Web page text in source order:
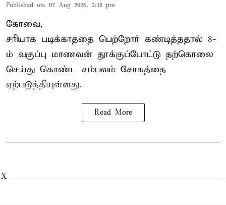
Published on: 07 Aug 2026, 2:38 pm
கோவை,
சரியாக படிக்காததை பெற்றோர் கண்டித்ததால் 8-
ம் வகுப்பு மாணவன் தூக்குப்போட்டு தற்கொலை
செய்து கொண்ட சம்பவம் சோகத்தை
ஏற்படுத்தியுள்ளது.
Read More
X